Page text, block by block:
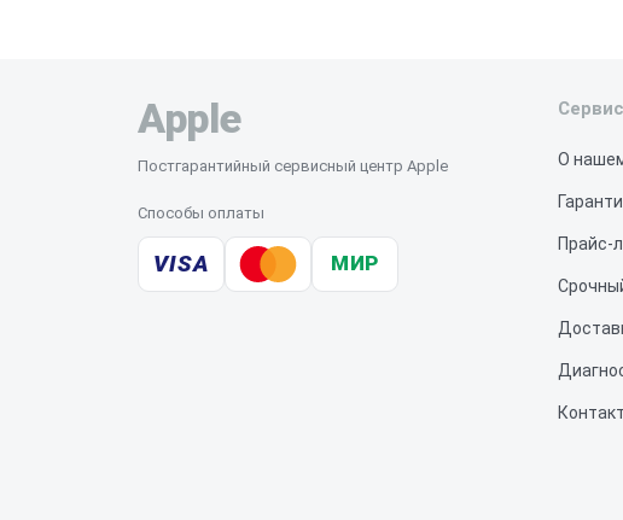
Apple
Постгарантийный сервисный центр Apple
Способы оплаты
VISA МИР
О
Прайс-